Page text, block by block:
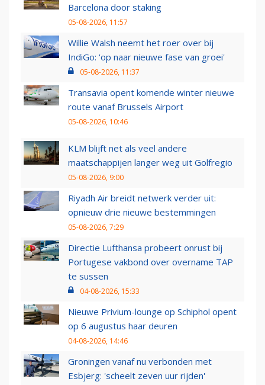
Barcelona door staking
05-08-2026, 11:57
Willie Walsh neemt het roer over bij
IndiGo: 'op naar nieuwe fase van groei'
05-08-2026, 11:37
Transavia opent komende winter nieuwe
route vanaf Brussels Airport
05-08-2026, 10:46
KLM blijft net als veel andere
maatschappijen langer weg uit Golfregio
05-08-2026, 9:00
Riyadh Air breidt netwerk verder uit:
opnieuw drie nieuwe bestemmingen
05-08-2026, 7:29
Directie Lufthansa probeert onrust bij
Portugese vakbond over overname TAP
te sussen
04-08-2026, 15:33
Nieuwe Privium-lounge op Schiphol opent
op 6 augustus haar deuren
04-08-2026, 14:46
Groningen vanaf nu verbonden met
Esbjerg: 'scheelt zeven uur rijden'